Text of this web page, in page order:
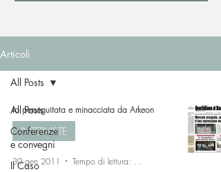
Articoli
All Posts
Conferenze
e convegni
Il Caso
All Posts
Io perseguitata e minacciata da Arkeon
INTERVISTE
30 gen 2011 Tempo di lettura: 13 min